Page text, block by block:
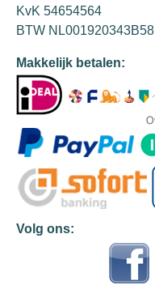
KvK 54654564
BTW NL001920343B58
Makkelijk betalen:
Volg ons: